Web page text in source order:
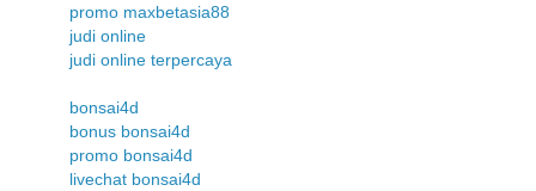
promo maxbetasia88
judi online
judi online terpercaya
bonsai4d
bonus bonsai4d
promo bonsai4d
livechat bonsai4d